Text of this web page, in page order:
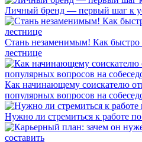
Личный бренд — первый шаг к
Стань незаменимым! Как быстро
лестнице
Как начинающему соискателю
популярных вопросов на
Нужно ли стремиться к работе